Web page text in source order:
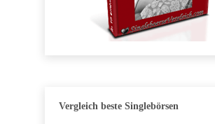
Vergleich beste Singlebörsen